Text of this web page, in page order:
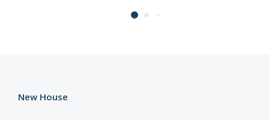
New House